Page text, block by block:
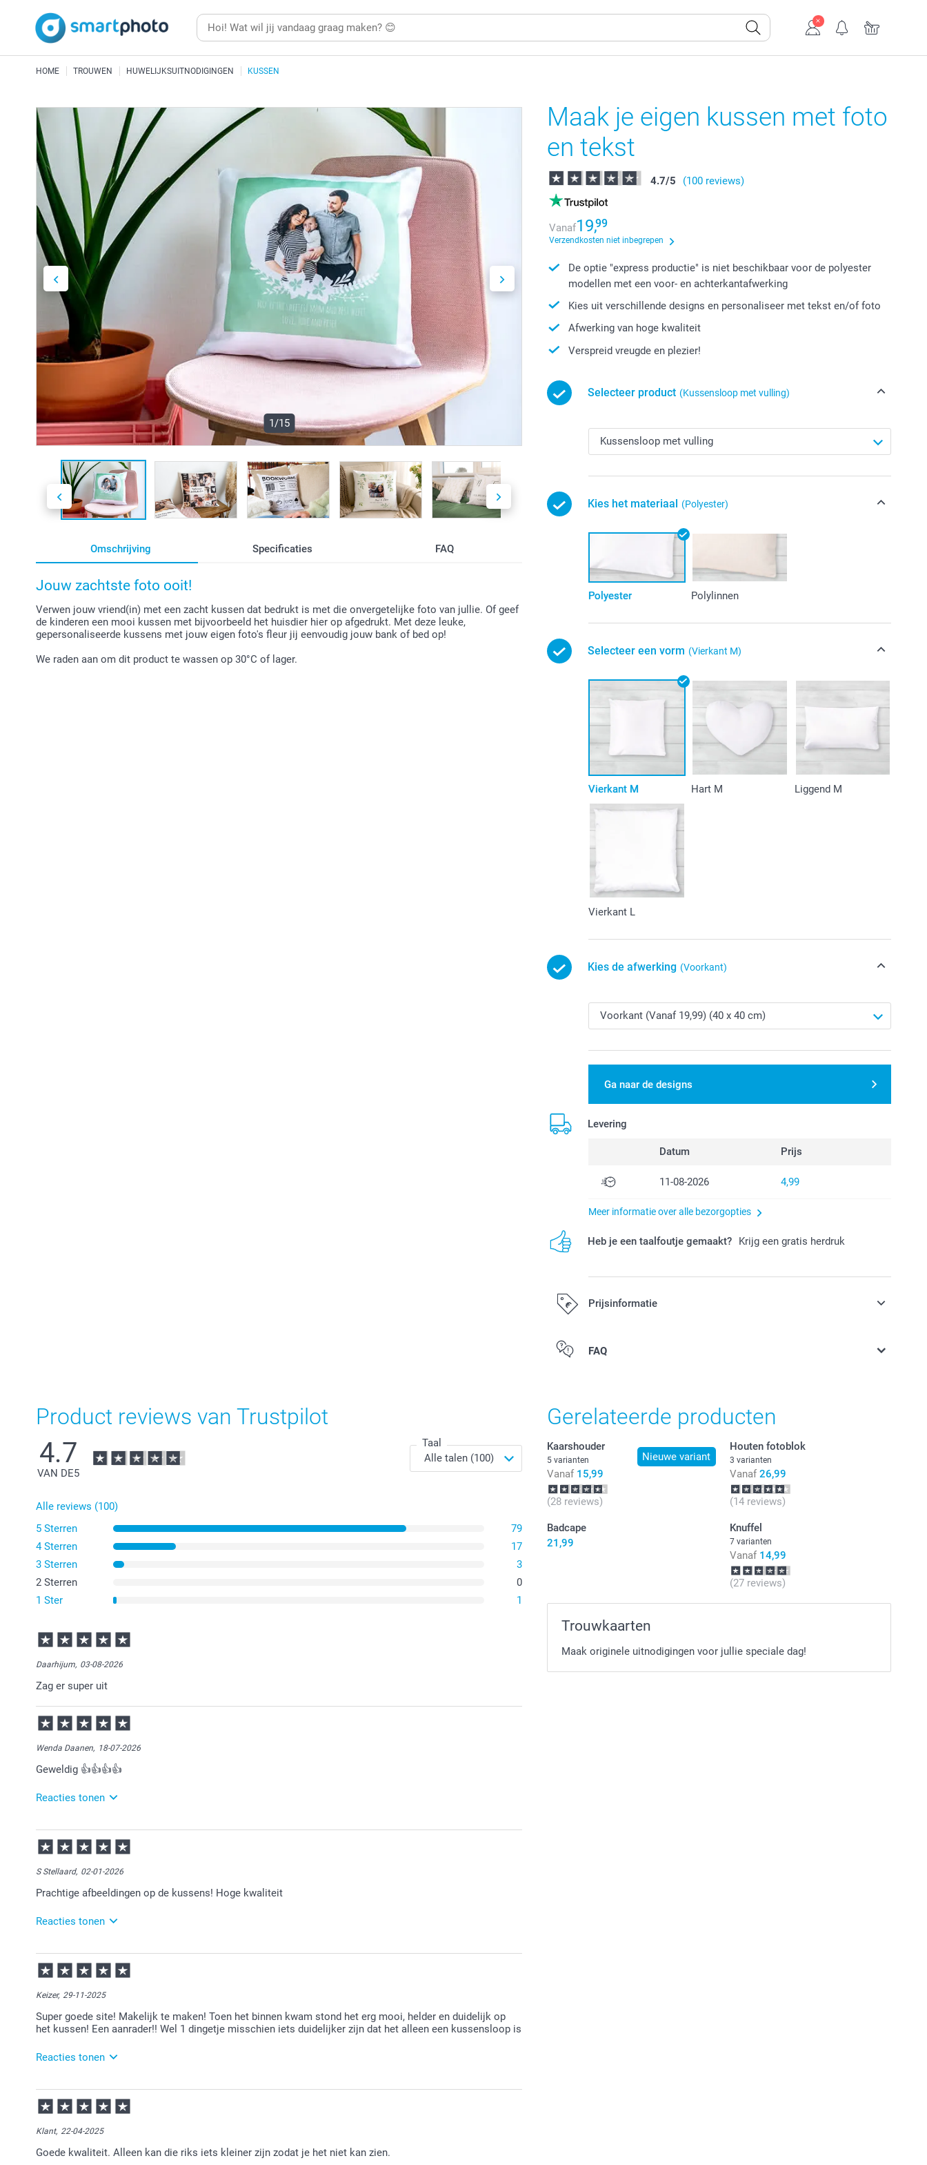
HOME TROUWEN HUWELIJKSUITNODIGINGEN KUSSEN
1/15
Omschrijving Specificaties FAQ
Jouw zachtste foto ooit!
Verwen jouw vriend(in) met een zacht kussen dat bedrukt is met die onvergetelijke foto van jullie. Of geef
de kinderen een mooi kussen met bijvoorbeeld het huisdier hier op afgedrukt. Met deze leuke,
gepersonaliseerde kussens met jouw eigen foto's fleur jij eenvoudig jouw bank of bed op!
We raden aan om dit product te wassen op 30°C of lager.
Maak je eigen kussen met foto
en tekst
4.7/5 (100 reviews)
Vanaf19,99
Verzendkosten niet inbegrepen
De optie "express productie" is niet beschikbaar voor de polyester
modellen met een voor- en achterkantafwerking
Kies uit verschillende designs en personaliseer met tekst en/of foto
Afwerking van hoge kwaliteit
Verspreid vreugde en plezier!
Selecteer product (Kussensloop met vulling)
Kies het materiaal (Polyester)
Polyester Polylinnen
Selecteer een vorm (Vierkant M)
Vierkant M Hart M Liggend M
Vierkant L
Kies de afwerking (Voorkant)
Ga naar de designs
Levering
Datum Prijs
11-08-2026 4,99
Meer informatie over alle bezorgopties
Heb je een taalfoutje gemaakt? Krijg een gratis herdruk
Prijsinformatie
Alle prijzen zijn in EURO (€) inclusief BTW en exclusief verzendkosten.
FAQ
Product reviews van Trustpilot
4.7
VAN DE5
Taal
Alle reviews (100)
5 Sterren
79
4 Sterren
17
3 Sterren
3
2 Sterren
0
1 Ster
1
Daarhijum, 03-08-2026
Zag er super uit
Wenda Daanen, 18-07-2026
Geweldig 👍👍👍👍
Reacties tonen
20-07-2026
14:46
Bedankt voor je review. Leuk om te horen dat je een kussen bij ons hebt gemaakt en hier tevreden
over bent. Veel plezier ervan!
S Stellaard, 02-01-2026
Prachtige afbeeldingen op de kussens! Hoge kwaliteit
Reacties tonen
05-01-2026
15:13
Fijn dat je zo tevreden bent over je bestelling!
Keizer, 29-11-2025
Super goede site! Makelijk te maken! Toen het binnen kwam stond het erg mooi, helder en duidelijk op
het kussen! Een aanrader!! Wel 1 dingetje misschien iets duidelijker zijn dat het alleen een kussensloop is
Reacties tonen
01-12-2025
13:56
Bedankt voor je review,
Klant, 22-04-2025
Goede kwaliteit. Alleen kan die riks iets kleiner zijn zodat je het niet kan zien.
Gerelateerde producten
Nieuwe variant
Kaarshouder
5 varianten
Vanaf 15,99
(28 reviews)
Houten fotoblok
3 varianten
Vanaf 26,99
(14 reviews)
Badcape
21,99
Knuffel
7 varianten
Vanaf 14,99
(27 reviews)
Trouwkaarten
Maak originele uitnodigingen voor jullie speciale dag!